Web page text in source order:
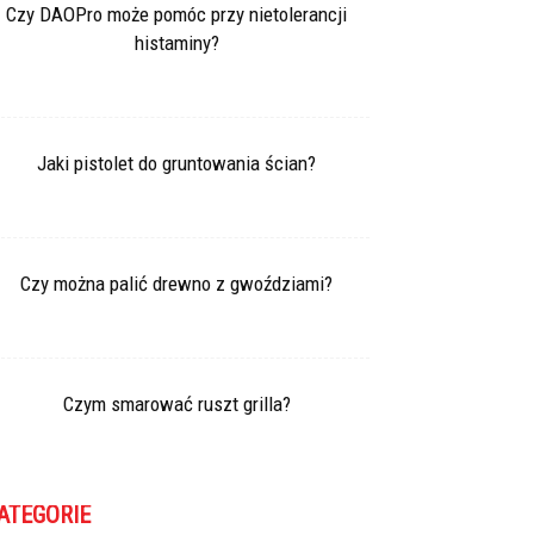
Czy DAOPro może pomóc przy nietolerancji
histaminy?
Jaki pistolet do gruntowania ścian?
Czy można palić drewno z gwoździami?
Czym smarować ruszt grilla?